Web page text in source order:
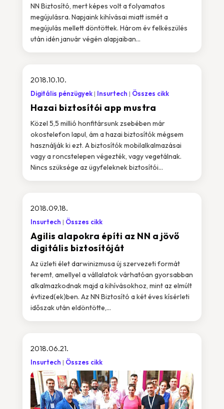
NN Biztosító, mert képes volt a folyamatos
megújulásra. Napjaink kihívásai miatt ismét a
megújulás mellett döntöttek. Három év felkészülés
után idén január végén alapjaiban...
Hazai biztosítói app mustra
2018.10.10.
Digitális pénzügyek Insurtech Összes cikk
Közel 5,5 millió honfitársunk zsebében már
okostelefon lapul, ám a hazai biztosítók mégsem
használják ki ezt. A biztosítók mobilalkalmazásai
vagy a roncstelepen végezték, vagy vegetálnak.
Nincs szüksége az ügyfeleknek biztosítói...
Agilis alapokra építi az NN a jövő
digitális biztosítóját
2018.09.18.
Insurtech Összes cikk
Az üzleti élet darwinizmusa új szervezeti formát
teremt, amellyel a vállalatok várhatóan gyorsabban
alkalmazkodnak majd a kihívásokhoz, mint az elmúlt
évtized(ek)ben. Az NN Biztosító a két éves kísérleti
időszak után eldöntötte,...
2018.06.21.
Insurtech Összes cikk